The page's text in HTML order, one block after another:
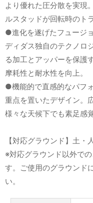
より優れた圧分散を実現
ルスタッドが回転時のト
●進化を遂げたフュージ
ディダス独自のテクノロ
る加工とアッパーを保護
摩耗性と耐水性を向上。
●機能的で直感的なパフ
重点を置いたデザイン。
様々な天候下でも素足感
【対応グラウンド】土・
※対応グラウンド以外で
す。ご使用のグラウンド
い。